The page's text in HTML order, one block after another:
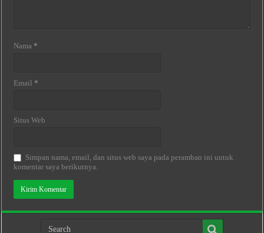
Nama *
Email *
Situs Web
Simpan nama, email, dan situs web saya pada peramban ini untuk
komentar saya berikutnya.